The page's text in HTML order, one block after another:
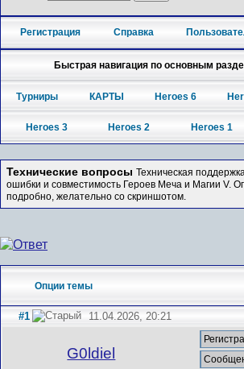
Регистрация Справка
Быстрая навигация по основным
Турниры КАРТЫ Heroes 6
Heroes 3 Heroes 2 Heroes 1
Технические вопросы Техническая
ошибки и совместимость Героев Меча и Магии V.
подробно, желательно со скриншотом.
Опции темы
#1 11.04.2026, 20:21
G0ldiel